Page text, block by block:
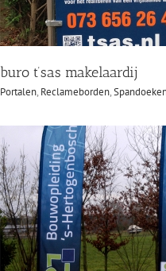
buro t’sas makelaardij
Portalen, Reclameborden,